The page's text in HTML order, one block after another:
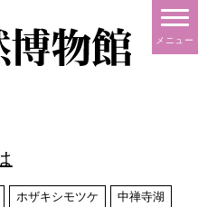
メニュー
ホザキシモツケ 中禅寺湖